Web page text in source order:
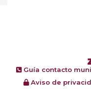
Guía contacto
Aviso de